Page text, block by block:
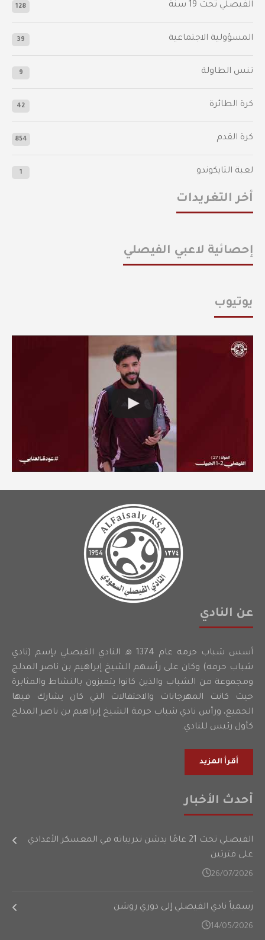
الفيصلي‬⁩ تحت 19 سنة 128
المسؤولية الاجتماعية 39
تنس الطاولة 9
كرة الطائرة 42
كرة القدم 854
لعبة التايكوندو 1
أخر التغريدات
إحصائية لاعبي الفيصلي
يوتيوب
عن النادي
أسس شباب حرمه عام 1374 هـ النادي الفيصلي بإسم (نادي
شباب حرمه) وكان على رأسهم الشيخ إبراهيم بن ناصر المدلج
ومجموعة من الشباب والذين كانوا يتميزون بالنشاط والمثابرة
حيث كانت المهرجانات والاحتفالات التي كان يشارك فيها
الجميع، ورأس نادي شباب حرمة الشيخ إبراهيم بن ناصر المدلج
كأول رئيس للنادي.
أقرأ المزيد
أحدث الأخبار
الفيصلي تحت 21 عامًا يدشن تدريباته في المعسكر الأعدادي
على فترتين
26/07/2026
رسمياً نادي الفيصلي إلى دوري روشن
14/05/2026